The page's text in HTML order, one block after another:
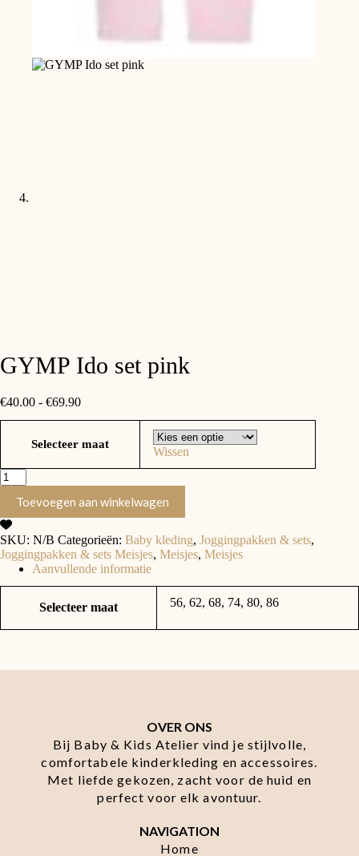
GYMP Ido set pink
€40.00 - €69.90
Selecteer maat
Wissen
Toevoegen aan winkelwagen
SKU: N/B Categorieën: Baby kleding, Joggingpakken & sets,
Joggingpakken & sets Meisjes, Meisjes, Meisjes
Aanvullende informatie
Selecteer maat 56, 62, 68, 74, 80, 86
OVER ONS
Bij Baby & Kids Atelier vind je stijlvolle,
comfortabele kinderkleding en accessoires.
Met liefde gekozen, zacht voor de huid en
perfect voor elk avontuur.
NAVIGATION
Home